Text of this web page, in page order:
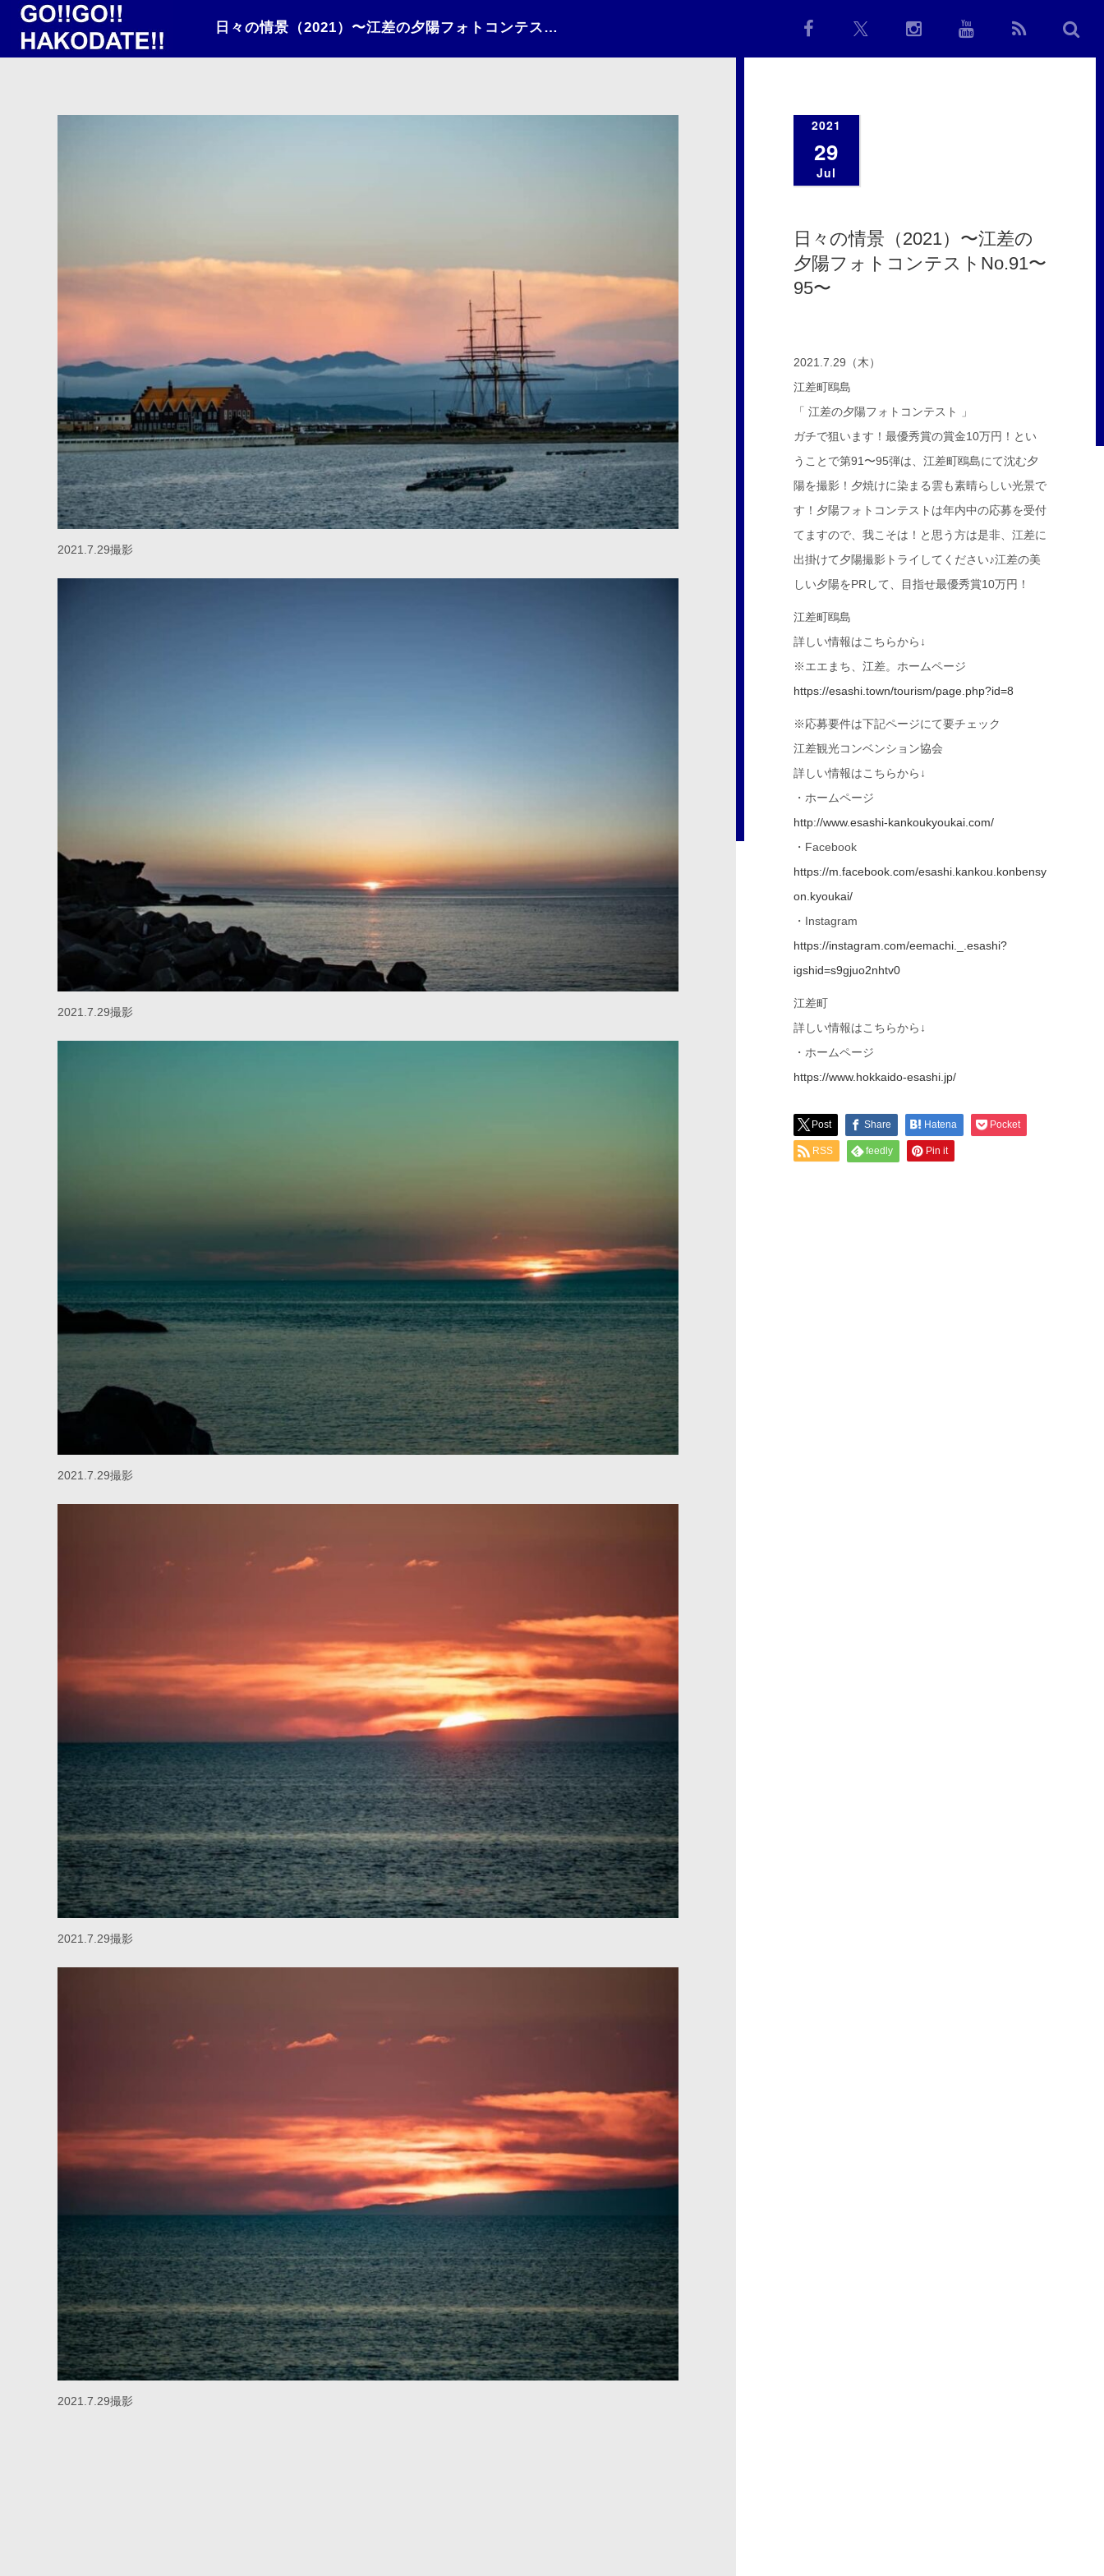
日々の情景（2021）〜江差の夕陽フォトコンテストNo.91〜95〜
2021.7.29撮影
2021.7.29撮影
2021.7.29撮影
2021.7.29撮影
2021.7.29撮影
2021
29
Jul
日々の情景（2021）〜江差の
夕陽フォトコンテストNo.91〜
95〜
2021.7.29（木）
江差町鴎島
「 江差の夕陽フォトコンテスト 」
ガチで狙います！最優秀賞の賞金10万円！とい
うことで第91〜95弾は、江差町鴎島にて沈む夕
陽を撮影！夕焼けに染まる雲も素晴らしい光景で
す！夕陽フォトコンテストは年内中の応募を受付
てますので、我こそは！と思う方は是非、江差に
出掛けて夕陽撮影トライしてください♪江差の美
しい夕陽をPRして、目指せ最優秀賞10万円！
江差町鴎島
詳しい情報はこちらから↓
※エエまち、江差。ホームページ
https://esashi.town/tourism/page.php?id=8
※応募要件は下記ページにて要チェック
江差観光コンベンション協会
詳しい情報はこちらから↓
・ホームページ
http://www.esashi-kankoukyoukai.com/
・Facebook
https://m.facebook.com/esashi.kankou.konbensy
on.kyoukai/
・Instagram
https://instagram.com/eemachi._.esashi?
igshid=s9gjuo2nhtv0
江差町
詳しい情報はこちらから↓
・ホームページ
https://www.hokkaido-esashi.jp/
Post Share Hatena Pocket
RSS feedly Pin it